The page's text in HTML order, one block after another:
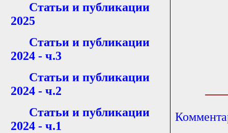
Статьи и публикации
2025
Статьи и публикации
2024 - ч.3
Статьи и публикации
2024 - ч.2
Статьи и публикации
2024 - ч.1